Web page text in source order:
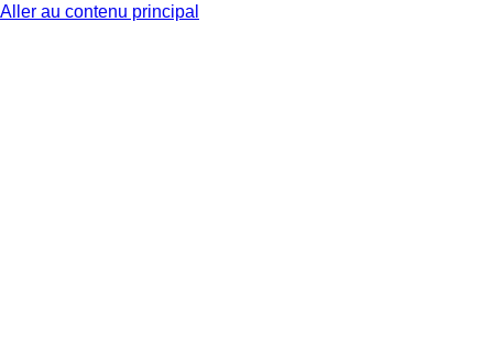
Aller au contenu principal